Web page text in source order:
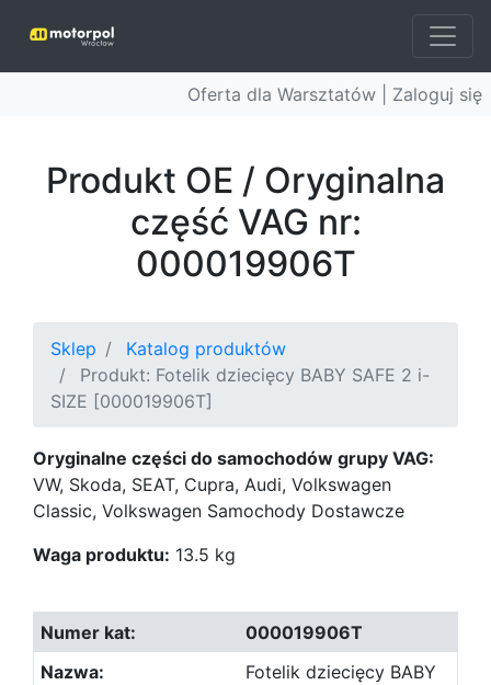
Oferta dla Warsztatów | Zaloguj się
Produkt OE / Oryginalna
część VAG nr:
000019906T
Sklep
Katalog produktów
Produkt: Fotelik dziecięcy BABY SAFE 2 i-
SIZE [000019906T]
Oryginalne części do samochodów grupy VAG:
VW, Skoda, SEAT, Cupra, Audi, Volkswagen
Classic, Volkswagen Samochody Dostawcze
Waga produktu: 13.5 kg
000019906T
Fotelik dziecięcy BABY